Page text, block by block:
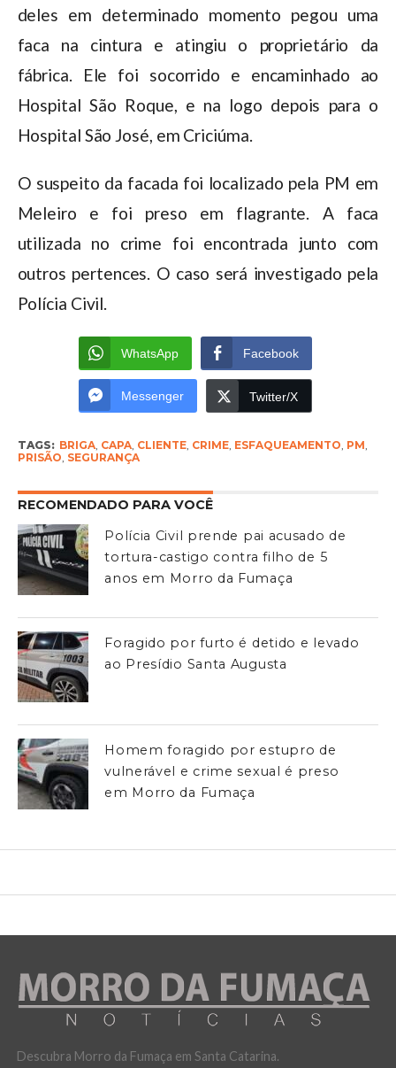
deles em determinado momento pegou uma
faca na cintura e atingiu o proprietário da
fábrica. Ele foi socorrido e encaminhado ao
Hospital São Roque, e na logo depois para o
Hospital São José, em Criciúma.
O suspeito da facada foi localizado pela PM em
Meleiro e foi preso em flagrante. A faca
utilizada no crime foi encontrada junto com
outros pertences. O caso será investigado pela
Polícia Civil.
WhatsApp Facebook
Messenger Twitter/X
TAGS: BRIGA, CAPA, CLIENTE, CRIME, ESFAQUEAMENTO PM
PRISÃO SEGURANÇA
RECOMENDADO PARA VOCÊ
Polícia Civil prende pai acusado de
tortura-castigo contra filho de 5
anos em Morro da Fumaça
Foragido por furto é detido e levado
ao Presídio Santa Augusta
Homem foragido por estupro de
vulnerável e crime sexual é preso
em Morro da Fumaça
Descubra Morro da Fumaça em Santa Catarina.